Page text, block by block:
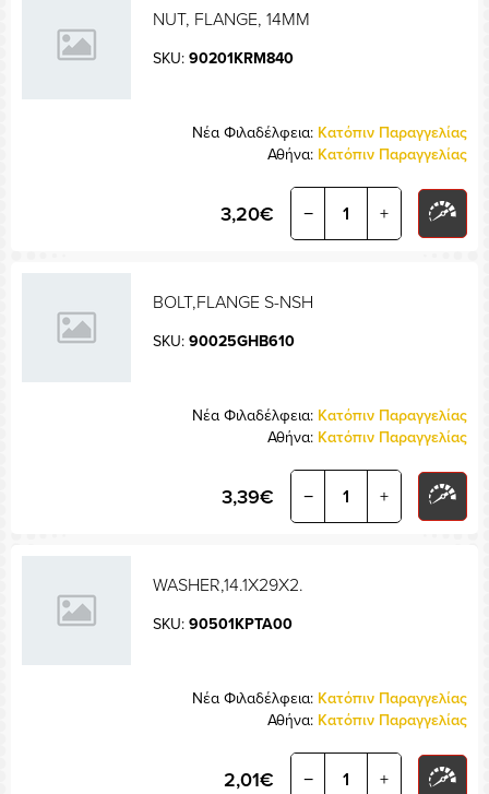
NUT, FLANGE, 14MM
SKU: 90201KRM840
Νέα Φιλαδέλφεια: Κατόπιν Παραγγελίας
Αθήνα: Κατόπιν Παραγγελίας
3,20€ − +
BOLT,FLANGE S-NSH
SKU: 90025GHB610
Νέα Φιλαδέλφεια: Κατόπιν Παραγγελίας
Αθήνα: Κατόπιν Παραγγελίας
3,39€ − +
WASHER,14.1X29X2.
SKU: 90501KPTA00
Νέα Φιλαδέλφεια: Κατόπιν Παραγγελίας
Αθήνα: Κατόπιν Παραγγελίας
2,01€ − +